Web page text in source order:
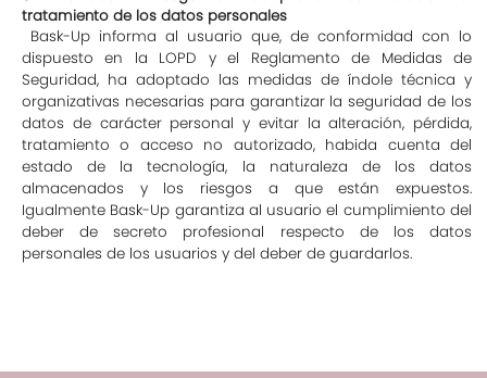
tratamiento de los datos personales
Bask-Up informa al usuario que, de conformidad con lo
dispuesto en la LOPD y el Reglamento de Medidas de
Seguridad, ha adoptado las medidas de índole técnica y
organizativas necesarias para garantizar la seguridad de los
datos de carácter personal y evitar la alteración, pérdida,
tratamiento o acceso no autorizado, habida cuenta del
estado de la tecnología, la naturaleza de los datos
almacenados y los riesgos a que están expuestos.
Igualmente Bask-Up garantiza al usuario el cumplimiento del
deber de secreto profesional respecto de los datos
personales de los usuarios y del deber de guardarlos.